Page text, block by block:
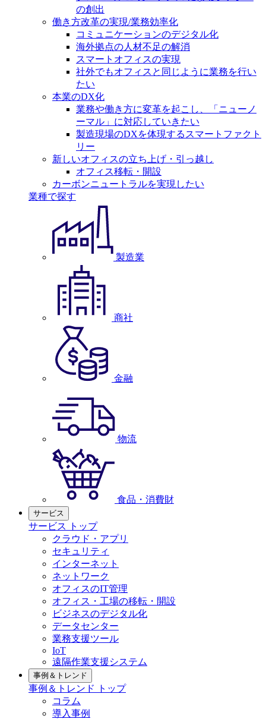
の創出
働き方改革の実現/業務効率化
コミュニケーションのデジタル化
海外拠点の人材不足の解消
スマートオフィスの実現
社外でもオフィスと同じように業務を行い
たい
本業のDX化
業務や働き方に変革を起こし、「ニューノ
ーマル」に対応していきたい
製造現場のDXを体現するスマートファクト
リー
新しいオフィスの立ち上げ・引っ越し
オフィス移転・開設
カーボンニュートラルを実現したい
業種で探す
製造業
商社
金融
物流
食品・消費財
サービス
サービス トップ
クラウド・アプリ
セキュリティ
インターネット
ネットワーク
オフィスのIT管理
オフィス・工場の移転・開設
ビジネスのデジタル化
データセンター
業務支援ツール
IoT
遠隔作業支援システム
事例＆トレンド
事例＆トレンド トップ
コラム
導入事例